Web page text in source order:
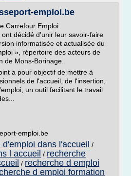
emploi.be
Carrefour Emploi
décidé d'unir leur savoir-faire
informatisée et actualisée du
», répertoire des acteurs de
de Mons-Borinage.
a pour objectif de mettre à
de l'accueil, de l'insertion,
un outil facilitant le travail
emploi.be
d'emploi dans l'accueil /
l accueil / recherche
/ recherche d emploi
d emploi formation